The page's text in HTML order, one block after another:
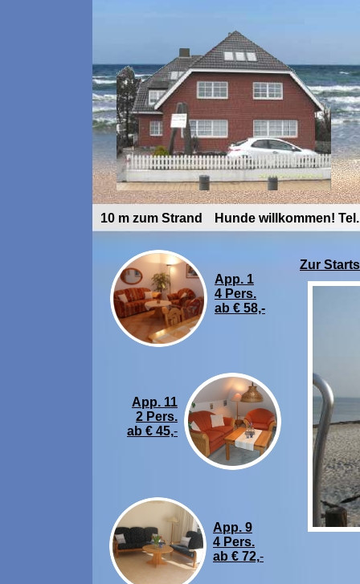
10 m zum Strand Hunde willkommen!
App. 1
4 Pers.
ab € 58,-
App. 11
2 Pers.
ab € 45,-
App. 9
4 Pers.
ab € 72,-
Zur